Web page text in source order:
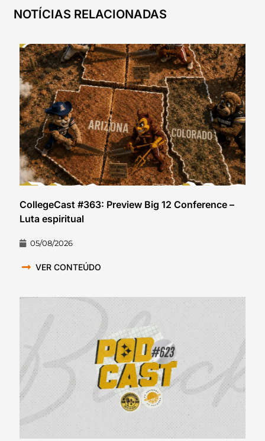
NOTÍCIAS RELACIONADAS
CollegeCast #363: Preview Big 12 Conference –
Luta espiritual
05/08/2026
VER CONTEÚDO